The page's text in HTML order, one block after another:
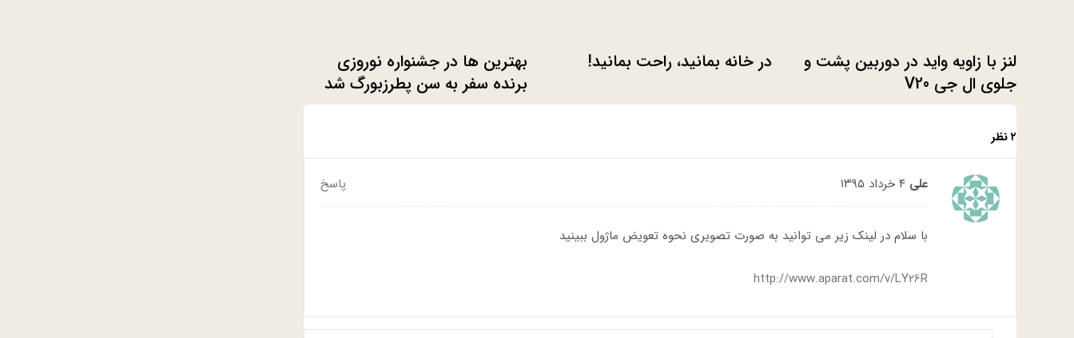
بهترین ها در جشنواره نوروزی
برنده سفر به سن پطرزبورگ شد
در خانه بمانید، راحت بمانید!
لنز با زاویه واید در دوربین پشت و
جلوی ال جی V20
۲ نظر
علی ۴ خرداد ۱۳۹۵ پاسخ
با سلام در لینک زیر می توانید به صورت تصویری نحوه تعویض ماژول ببینید
http://www.aparat.com/v/LY26R